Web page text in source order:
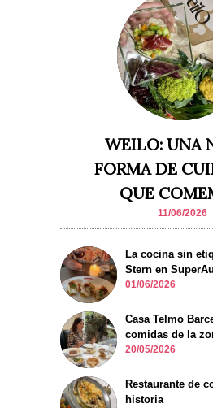
WEILO: UNA
FORMA DE
QUE
11/06/2026
La cocina sin
Stern en
01/06/2026
Casa Telmo
comidas de la
20/05/2026
Restaurante de
historia